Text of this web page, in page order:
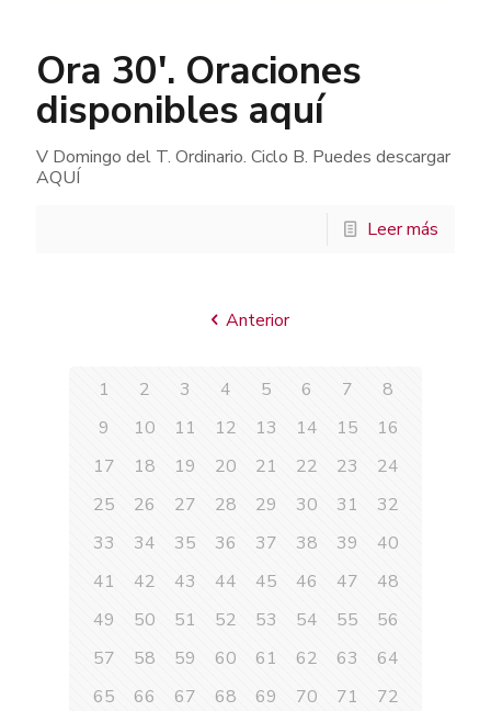
Ora 30′. Oraciones
disponibles aquí
V Domingo del T. Ordinario. Ciclo B. Puedes descargar
AQUÍ
Leer más
Anterior
1 2 3 4 5 6 7
8
9
10 11 12 13 14 15
16
17
18 19 20 21 22 23
24
25
26 27 28 29 30 31
32
33
34 35 36 37 38 39
40
41
42 43 44 45 46 47
48
49
50 51 52 53 54 55
56
57
58 59 60 61 62 63
64
65
66 67 68 69 70 71
72